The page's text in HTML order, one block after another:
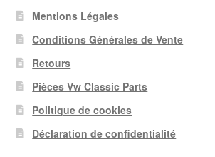
Mentions Légales
Conditions Générales de Vente
Retours
Pièces Vw Classic Parts
Politique de cookies
Déclaration de confidentialité